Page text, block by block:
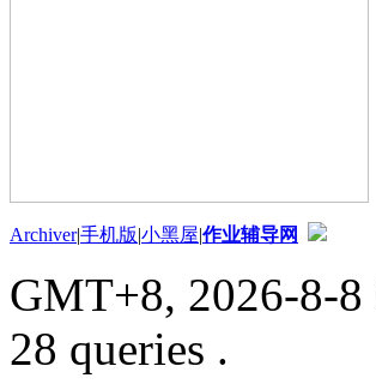
Archiver|手机版|小黑屋|作业辅导网
GMT+8, 2026-8-8
28 queries .